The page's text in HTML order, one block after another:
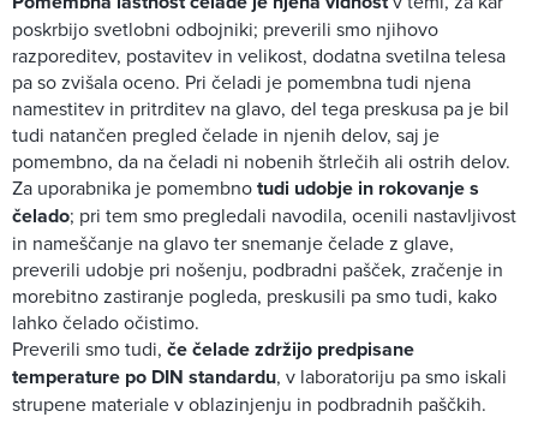
poskrbijo svetlobni odbojniki; preverili smo njihovo
razporeditev, postavitev in velikost, dodatna svetilna telesa
pa so zvišala oceno. Pri čeladi je pomembna tudi njena
namestitev in pritrditev na glavo, del tega preskusa pa je bil
tudi natančen pregled čelade in njenih delov, saj je
pomembno, da na čeladi ni nobenih štrlečih ali ostrih delov.
Za uporabnika je pomembnotudi udobje in rokovanje s
čelado; pri tem smo pregledali navodila, ocenili nastavljivost
in nameščanje na glavo ter snemanje čelade z glave,
preverili udobje pri nošenju, podbradni pašček, zračenje in
morebitno zastiranje pogleda, preskusili pa smo tudi, kako
lahko čelado očistimo.
Preverili smo tudi, če čelade zdržijo predpisane
temperature po DIN standardu, v laboratoriju pa smo iskali
strupene materiale v oblazinjenju in podbradnih paščkih.